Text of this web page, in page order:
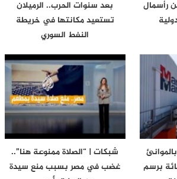
تفتح 15% من رأسمال
بعد سنوات الحرب.. الرميلان
تستعيد مكانتها في خريطة
النفط السوري
في المائة برسم
شبكات | “الصلاة ممنوعة هنا”..
غضب في مصر بسبب منع سيدة